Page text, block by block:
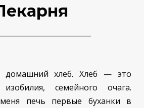
домашний хлеб. Хлеб — это
семейного очага.
печь первые буханки в